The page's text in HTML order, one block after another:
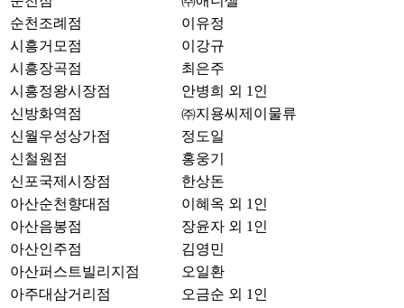
순천조례점
이유정
시흥거모점
이강규
시흥장곡점
최은주
시흥정왕시장점
안병희 외 1인
신방화역점
㈜지용씨제이물류
신월우성상가점
정도일
신철원점
홍웅기
신포국제시장점
한상돈
아산순천향대점
이혜옥 외 1인
아산음봉점
장윤자 외 1인
아산인주점
김영민
아산퍼스트빌리지점
오일환
아주대삼거리점
오금순 외 1인